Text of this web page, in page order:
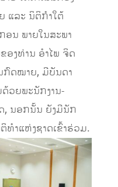
ແລະ ນິຕິກຳໃຕ້
ນ ພາຍໃນສະພາ
ອງທ່ານ ອຳໄພ ຈິດ
ກົດໝາຍ, ມີບັນດາ
ວຍພະນັກງານ-
, ນອກນັ້ນ ຍັງມີນັກ
ທໍາແຫ່ງຊາດເຂົ້າຮ່ວມ.